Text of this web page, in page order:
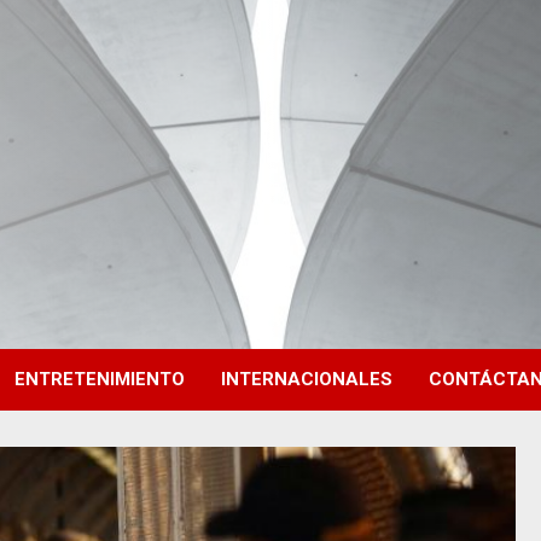
ENTRETENIMIENTO INTERNACIONALES